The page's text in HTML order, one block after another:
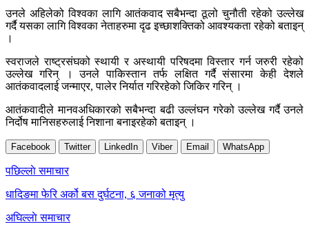
उनले अहिलेको विश्वका लागि आतंकवाद सबैभन्दा ठूलो चुनौती रहेको उल्लेख
गर्दै यसका लागि विश्वका नेताहरुमा दृढ इच्छाशक्तिको आवश्यकता रहेको बताइन्
।
स्वराजले राष्ट्रसंघको स्थायी र अस्थायी परिषदमा विस्तार गर्न जरुरी रहेको
उल्लेख गरिन् । उनले पाकिस्तान तर्फ लक्षित गर्दै संसारमा केही देशले
आतंकवादलाई जन्माएर, पालेर निर्यात गरिरहेको जिकिर गरिन् ।
आतंकवादीले मानवअधिकारको सबैभन्दा बढी उल्लंघन गरेको उल्लेख गर्दै उनले
निर्दोष मानिसहरुलाई निशाना बनाइरहेको बताइन् ।
Facebook Twitter LinkedIn Viber Email WhatsApp
Post
navigation
पछिल्लाे समाचार
धादिङमा फेरि अर्को बस दुर्घटना, ६ जनाको मृत्यु
अघिल्लाे समाचार